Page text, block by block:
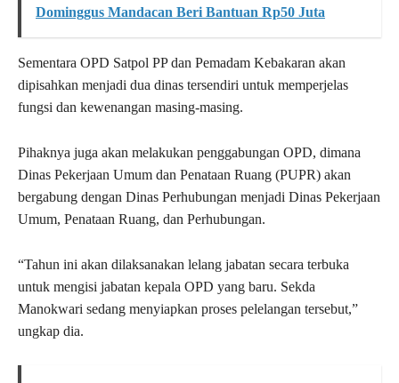
Dominggus Mandacan Beri Bantuan Rp50 Juta
Sementara OPD Satpol PP dan Pemadam Kebakaran akan
dipisahkan menjadi dua dinas tersendiri untuk memperjelas
fungsi dan kewenangan masing-masing.
Pihaknya juga akan melakukan penggabungan OPD, dimana
Dinas Pekerjaan Umum dan Penataan Ruang (PUPR) akan
bergabung dengan Dinas Perhubungan menjadi Dinas Pekerjaan
Umum, Penataan Ruang, dan Perhubungan.
“Tahun ini akan dilaksanakan lelang jabatan secara terbuka
untuk mengisi jabatan kepala OPD yang baru. Sekda
Manokwari sedang menyiapkan proses pelelangan tersebut,”
ungkap dia.